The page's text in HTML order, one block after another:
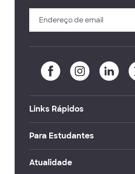
Links Rápidos
Para Estudantes
Atualidade